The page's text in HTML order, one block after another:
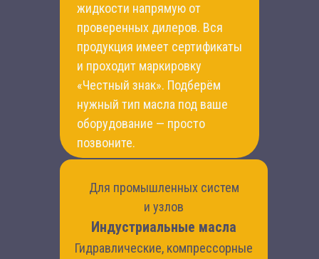
Для промышленных систем
и узлов
Индустриальные масла
Гидравлические, компрессорные
жидкости напрямую от
проверенных дилеров. Вся
продукция имеет сертификаты
и проходит маркировку
«Честный знак». Подберём
нужный тип масла под ваше
оборудование — просто
позвоните.